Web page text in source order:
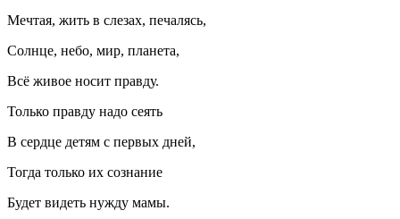
Мечтая, жить в слезах, печалясь,
Солнце, небо, мир, планета,
Всё живое носит правду.
Только правду надо сеять
В сердце детям с первых дней,
Тогда только их сознание
Будет видеть нужду мамы.